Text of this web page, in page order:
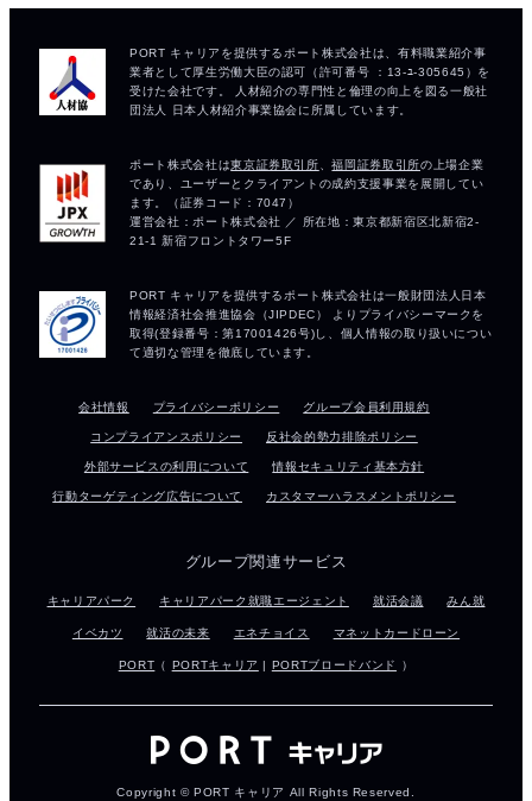
会社情報 プライバシーポリシー グループ会員利用規約
コンプライアンスポリシー 反社会的勢力排除ポリシー
外部サービスの利用について 情報セキュリティ基本方針
行動ターゲティング広告について カスタマーハラスメントポリシー